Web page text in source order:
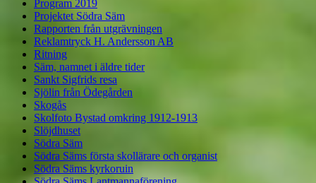
Program 2019
Projektet Södra Säm
Rapporten från utgrävningen
Reklamtryck H. Andersson AB
Ritning
Säm, namnet i äldre tider
Sankt Sigfrids resa
Sjölin från Ödegården
Skogås
Skolfoto Bystad omkring 1912-1913
Slöjdhuset
Södra Säm
Södra Säms första skollärare och organist
Södra Säms kyrkoruin